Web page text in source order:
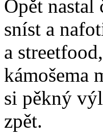
Opět nastal
sníst a
a
kámošema
si pěkný
zpět.